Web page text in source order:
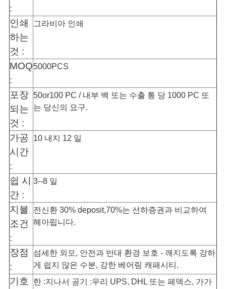
PRIVACY
POLICY
:
인쇄
하는
것 :
그라비아 인쇄
MOQ
:
5000PCS
포장
되는
것 :
50or100 PC / 내부 백 또는 수출 통 당 1000 PC 또
는 당신의 요구.
가공
시간
:
10 내지 12 일
쉽 시
간 :
3--8 일
지불
조건
:
전신환 30% deposit,70%는 선하증권과 비교하여
헤아립니다.
장점
:
섬세한 외모, 안전과 반대 환경 보호 - 깨지도록 강하
게 쉽지 않은 수분, 강한 베어링 캐패시티.
기호
한 :지나서 공기 :우리 UPS, DHL 또는 페덱스, 가가